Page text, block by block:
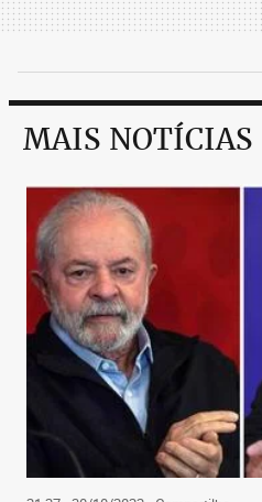
MAIS NOTÍCIAS